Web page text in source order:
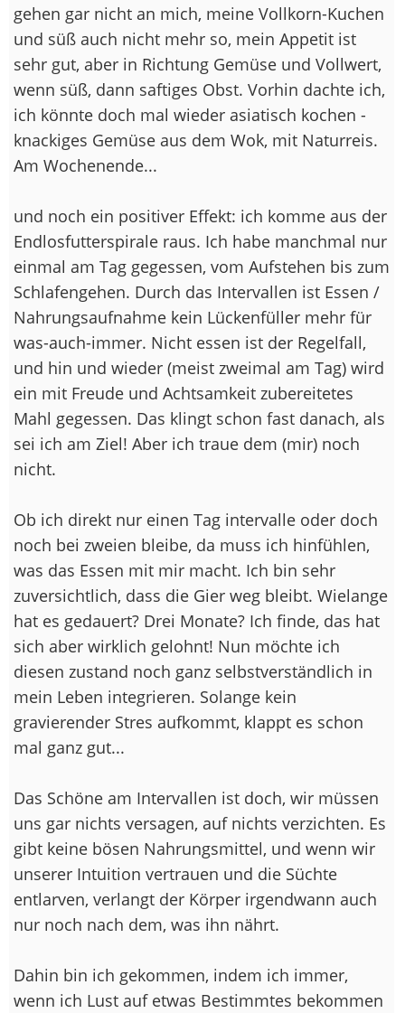
gehen gar nicht an mich, meine Vollkorn-Kuchen
und süß auch nicht mehr so, mein Appetit ist
sehr gut, aber in Richtung Gemüse und Vollwert,
wenn süß, dann saftiges Obst. Vorhin dachte ich,
ich könnte doch mal wieder asiatisch kochen -
knackiges Gemüse aus dem Wok, mit Naturreis.
Am Wochenende...
und noch ein positiver Effekt: ich komme aus der
Endlosfutterspirale raus. Ich habe manchmal nur
einmal am Tag gegessen, vom Aufstehen bis zum
Schlafengehen. Durch das Intervallen ist Essen /
Nahrungsaufnahme kein Lückenfüller mehr für
was-auch-immer. Nicht essen ist der Regelfall,
und hin und wieder (meist zweimal am Tag) wird
ein mit Freude und Achtsamkeit zubereitetes
Mahl gegessen. Das klingt schon fast danach, als
sei ich am Ziel! Aber ich traue dem (mir) noch
nicht.
Ob ich direkt nur einen Tag intervalle oder doch
noch bei zweien bleibe, da muss ich hinfühlen,
was das Essen mit mir macht. Ich bin sehr
zuversichtlich, dass die Gier weg bleibt. Wielange
hat es gedauert? Drei Monate? Ich finde, das hat
sich aber wirklich gelohnt! Nun möchte ich
diesen zustand noch ganz selbstverständlich in
mein Leben integrieren. Solange kein
gravierender Stres aufkommt, klappt es schon
mal ganz gut...
Das Schöne am Intervallen ist doch, wir müssen
uns gar nichts versagen, auf nichts verzichten. Es
gibt keine bösen Nahrungsmittel, und wenn wir
unserer Intuition vertrauen und die Süchte
entlarven, verlangt der Körper irgendwann auch
nur noch nach dem, was ihn nährt.
Dahin bin ich gekommen, indem ich immer,
wenn ich Lust auf etwas Bestimmtes bekommen